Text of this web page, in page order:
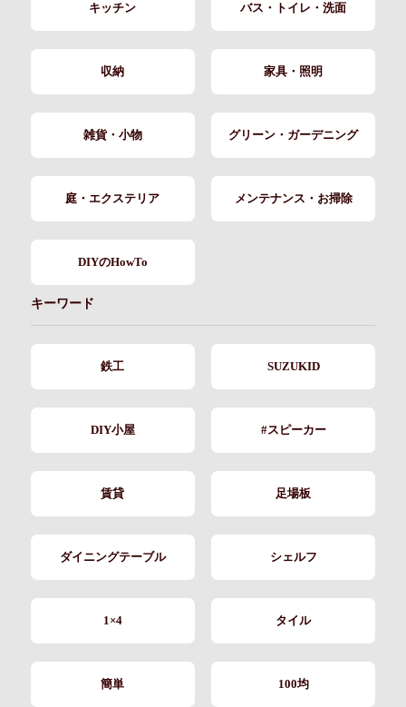
キッチン バス・トイレ・洗面
収納 家具・照明
雑貨・小物 グリーン・ガーデニング
庭・エクステリア メンテナンス・お掃除
DIYのHowTo
キーワード
鉄工 SUZUKID
DIY小屋 #スピーカー
賃貸 足場板
ダイニングテーブル シェルフ
1×4 タイル
簡単 100均